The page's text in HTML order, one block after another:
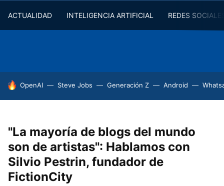
ACTUALIDAD INTELIGENCIA ARTIFICIAL REDES
HOY SE HABLA DE
OpenAI Steve Jobs Generación Z Android
"La mayoría de blogs del mundo
son de artistas": Hablamos con
Silvio Pestrin, fundador de
FictionCity